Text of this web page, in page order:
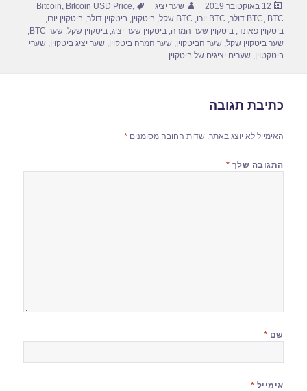
פורסם
בתאריך
12 באוקטובר 2019 מחבר
שער יציג תגיות Bitcoin, Bitcoin USD Price,
BTC, BTC דולר , BTC יורו , BTC שקל ,ביטקוין,ביטקוין דולר,ביטקוין יורו,
ביטקוין פאונד,ביטקוין שער המרה,ביטקוין שער יציג,ביטקוין שקל,שער BTC
,
שער ביטקוין שקל,שער הביטקוין,שער המרה ביטקוין,שער יציג ביטקוין,שערי
ביטקטוין,שערים יציגים של ביטקוין
כתיבת תגובה
האימייל לא יוצג באתר. שדות החובה מסומנים*
התגובה שלך *
שם *
אימייל *